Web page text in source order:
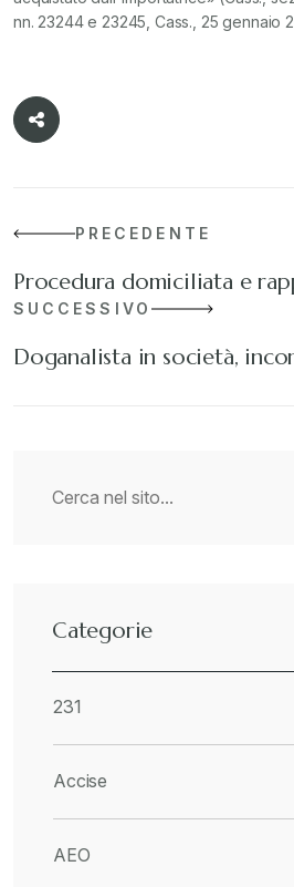
nn. 23244 e 23245, Cass., 25 gennaio
PRECEDENTE
Procedura domiciliata e
SUCCESSIVO
Doganalista in società,
Categorie
231
Accise
AEO